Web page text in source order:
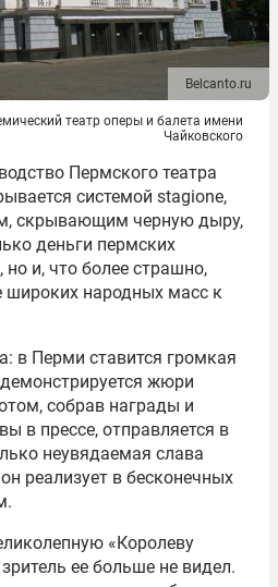
Belcanto.ru
театр оперы и балета имени
Чайковского
Пермского театра
системой stagione,
скрывающим черную дыру,
деньги пермских
и, что более страшно,
широких народных масс к
в Перми ставится громкая
жюри
собрав награды и
в прессе, отправляется в
неувядаемая слава
реализует в бесконечных
«Королеву
ее больше не видел.